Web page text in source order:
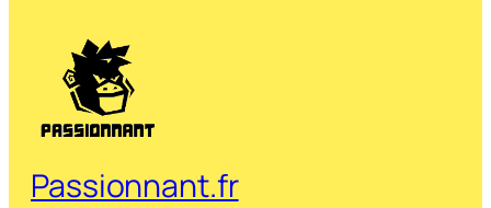
Passionnant.fr